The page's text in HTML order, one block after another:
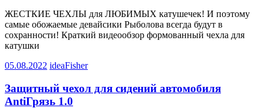
ЖЕСТКИЕ ЧЕХЛЫ для ЛЮБИМЫХ катушечек! И поэтому
самые обожаемые девайсики Рыболова всегда будут в
сохранности! Краткий видеообзор формованный чехла для
катушки
05.08.2022 ideaFisher
Защитный чехол для сидений автомобиля
AntiГрязь 1.0